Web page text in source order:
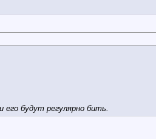
его будут регулярно бить.